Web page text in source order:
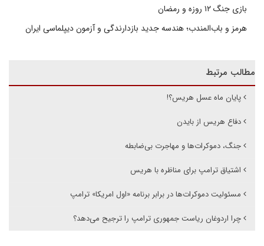
بازی جنگ ۱۲ روزه و رمضان
هرمز و باب‌المندب؛ هندسه جدید بازدارندگی و آزمون دیپلماسی ایران
مطالب مرتبط
پایان ماه عسل هریس؟!
دفاع هریس از بایدن
جنگ، دموکرات‌ها و مهاجرت بی‌ضابطه
اشتیاق ترامپ برای مناظره با هریس
مسئولیت دموکرات‌ها در برابر برنامه «اول امریکا» ترامپ
چرا اردوغان ریاست جمهوری ترامپ را ترجیح می‌دهد؟